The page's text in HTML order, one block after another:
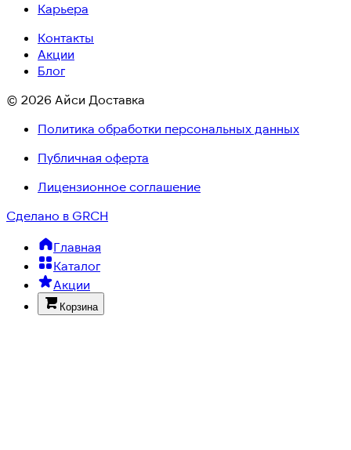
Карьера
Контакты
Акции
Блог
© 2026 Айси Доставка
Политика обработки персональных данных
Публичная оферта
Лицензионное соглашение
Сделано в GRCH
Главная
Каталог
Акции
Корзина